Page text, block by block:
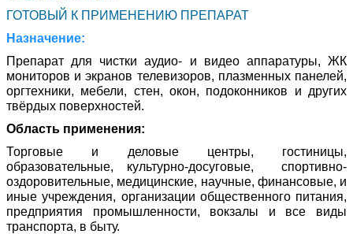
ГОТОВЫЙ К ПРИМЕНЕНИЮ ПРЕПАРАТ
Назначение:
Препарат для чистки аудио- и видео аппаратуры, ЖК
мониторов и экранов телевизоров, плазменных панелей,
оргтехники, мебели, стен, окон, подоконников и других
твёрдых поверхностей.
Область применения:
Торговые и деловые центры, гостиницы,
образовательные, культурно-досуговые, спортивно-
оздоровительные, медицинские, научные, финансовые, и
иные учреждения, организации общественного питания,
предприятия промышленности, вокзалы и все виды
транспорта, в быту.